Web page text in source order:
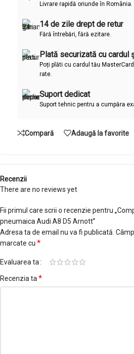
Livrare rapidă oriunde în România.
14 de zile drept de retur
Fără întrebări, fără ezitare.
Plată securizată cu cardul
Poți plăti cu cardul tău
rate.
Suport dedicat
Suport tehnic pentru a cumpăra
Compară Adaugă la favorite
Recenzii
There are no reviews yet
Fii primul care scrii o recenzie pentru
pneumaica Audi A8 D5 Arnott”
Adresa ta de email nu va fi publicată.
marcate cu *
Evaluarea ta
Recenzia ta*